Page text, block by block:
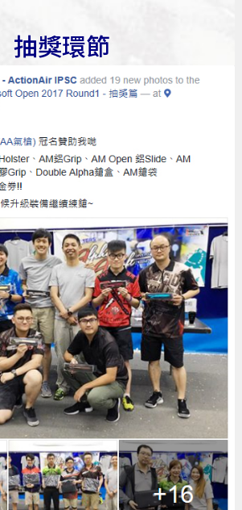
抽獎環節